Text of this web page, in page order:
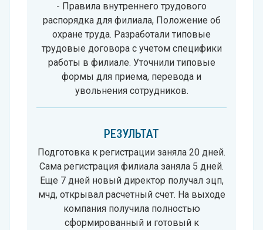
- Правила внутреннего трудового
распорядка для филиала, Положение об
охране труда. Разработали типовые
трудовые договора с учетом специфики
работы в филиале. Уточнили типовые
формы для приема, перевода и
увольнения сотрудников.
РЕЗУЛЬТАТ
Подготовка к регистрации заняла 20 дней.
Сама регистрация филиала заняла 5 дней.
Еще 7 дней новый директор получал эцп,
мчд, открывал расчетный счет. На выходе
компания получила полностью
сформированный и готовый к